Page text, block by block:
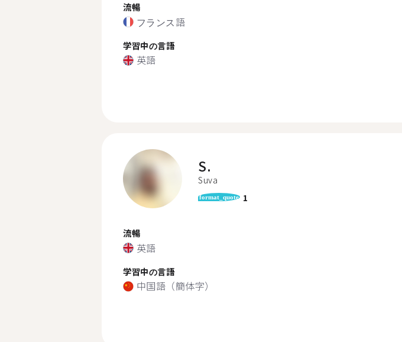
流暢
フランス語
学習中の言語
英語
S.
Suva
format_quote 1
流暢
英語
学習中の言語
中国語（簡体字）